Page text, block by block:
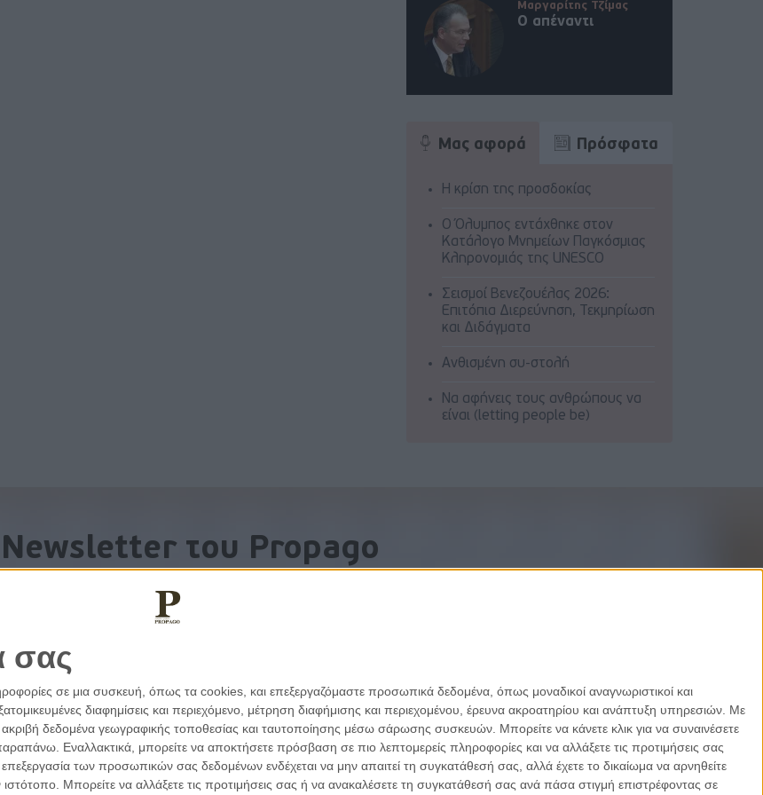
σας
σε μια συσκευή, όπως τα cookies, και επεξεργαζόμαστε προσωπικά δεδομένα, όπως μοναδικοί αναγνωριστικοί και
διαφημίσεις και περιεχόμενο, μέτρηση διαφήμισης και περιεχομένου, έρευνα ακροατηρίου και ανάπτυξη υπηρεσιών. Με
ακριβή δεδομένα γεωγραφικής τοποθεσίας και ταυτοποίησης μέσω σάρωσης συσκευών. Μπορείτε να κάνετε κλικ για να συναινέσετε
Εναλλακτικά, μπορείτε να αποκτήσετε πρόσβαση σε πιο λεπτομερείς πληροφορίες και να αλλάξετε τις προτιμήσεις σας
των προσωπικών σας δεδομένων ενδέχεται να μην απαιτεί τη συγκατάθεσή σας, αλλά έχετε το δικαίωμα να αρνηθείτε
Μπορείτε να αλλάξετε τις προτιμήσεις σας ή να ανακαλέσετε τη συγκατάθεσή σας ανά πάσα στιγμή επιστρέφοντας σε
Μαργαρίτης Τζίμας
Ο απέναντι
Μας αφορά Πρόσφατα
Η κρίση της προσδοκίας
Ο Όλυμπος εντάχθηκε στον
Κατάλογο Μνημείων Παγκόσμιας
Κληρονομιάς της UNESCO
Σεισμοί Βενεζουέλας 2026:
Επιτόπια Διερεύνηση, Τεκμηρίωση
και Διδάγματα
Ανθισμένη συ-στολή
Να αφήνεις τους ανθρώπους να
είναι (letting people be)
του Propago
Λάβετε την ανάλυση της ημέρας στο email σας
Designed by Porcupine Colors-Developed by Joinweb